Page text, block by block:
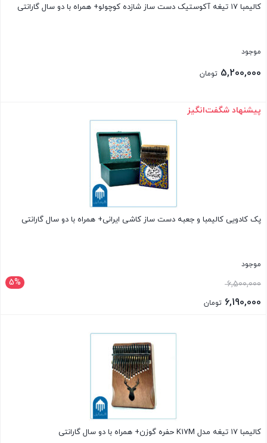
کالیمبا ۱۷ تیغه آکوستیک دست ساز شازده کوچولو+ همراه با دو سال گارانتی
موجود
5,200,000 تومان
بستن
پیشنهاد شگفت‌انگیز
پک کادویی کالیمبا و جعبه دست ساز کاشی ایرانی+ همراه با دو سال گارانتی
موجود
5% 6,500,000قیمت
اصلی 6,190,000 تومان
کالیمبا ۱۷ تیغه مدل K17M حفره گوزن+ همراه با دو سال گارانتی